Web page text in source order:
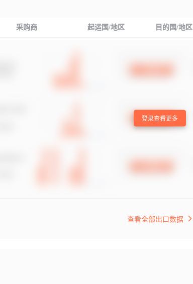
采购商 起运国/地区 目的国/地区
登录查看更多
查看全部出口数据